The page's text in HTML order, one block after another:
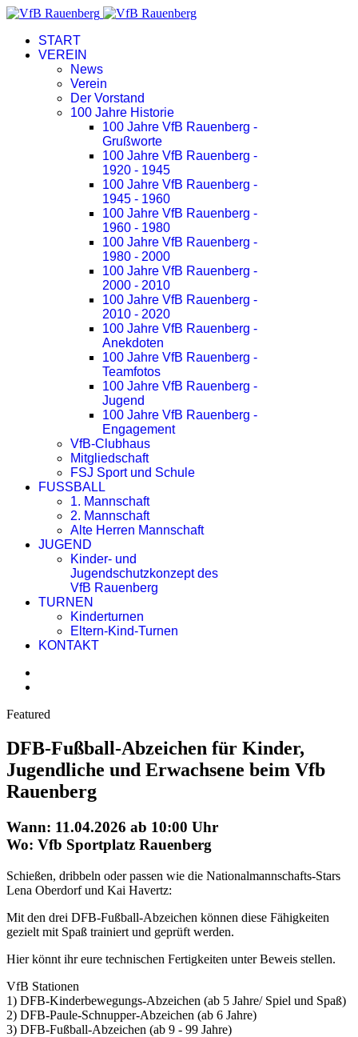
START
VEREIN
News
Verein
Der Vorstand
100 Jahre Historie
100 Jahre VfB Rauenberg -
Grußworte
100 Jahre VfB Rauenberg -
1920 - 1945
100 Jahre VfB Rauenberg -
1945 - 1960
100 Jahre VfB Rauenberg -
1960 - 1980
100 Jahre VfB Rauenberg -
1980 - 2000
100 Jahre VfB Rauenberg -
2000 - 2010
100 Jahre VfB Rauenberg -
2010 - 2020
100 Jahre VfB Rauenberg -
Anekdoten
100 Jahre VfB Rauenberg -
Teamfotos
100 Jahre VfB Rauenberg -
Jugend
100 Jahre VfB Rauenberg -
Engagement
VfB-Clubhaus
Mitgliedschaft
FSJ Sport und Schule
FUSSBALL
1. Mannschaft
2. Mannschaft
Alte Herren Mannschaft
JUGEND
Kinder- und
Jugendschutzkonzept des
VfB Rauenberg
TURNEN
Kinderturnen
Eltern-Kind-Turnen
KONTAKT
Featured
DFB-Fußball-Abzeichen für Kinder,
Jugendliche und Erwachsene beim Vfb
Rauenberg
Wann: 11.04.2026 ab 10:00 Uhr
Wo: Vfb Sportplatz Rauenberg
Schießen, dribbeln oder passen wie die Nationalmannschafts-Stars
Lena Oberdorf und Kai Havertz:
Mit den drei DFB-Fußball-Abzeichen können diese Fähigkeiten
gezielt mit Spaß trainiert und geprüft werden.
Hier könnt ihr eure technischen Fertigkeiten unter Beweis stellen.
VfB Stationen
1) DFB-Kinderbewegungs-Abzeichen (ab 5 Jahre/ Spiel und Spaß)
2) DFB-Paule-Schnupper-Abzeichen (ab 6 Jahre)
3) DFB-Fußball-Abzeichen (ab 9 - 99 Jahre)